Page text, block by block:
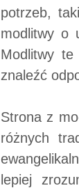
potrzeb,
modlitwy o
Modlitwy
znaleźć
Strona z
różnych
lepiej